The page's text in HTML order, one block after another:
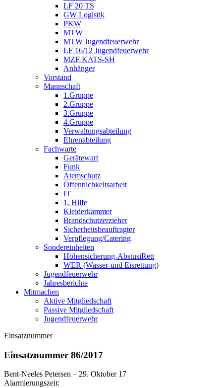
LF 20 TS
GW Logistik
PKW
MTW
MTW Jugendfeuerwehr
LF 16/12 Jugendfeuerwehr
MZF KATS-SH
Anhänger
Vorstand
Mannschaft
1.Gruppe
2.Gruppe
3.Gruppe
4.Gruppe
Verwaltungsabteilung
Ehrenabteilung
Fachwarte
Gerätewart
Funk
Atemschutz
Öffentlichkeitsarbeit
IT
1. Hilfe
Kleiderkammer
Brandschutzerzieher
Sicherheitsbeauftragter
Verpflegung/Catering
Sondereinheiten
Höhensicherung-AbstusiRett
WER (Wasser-und Eisrettung)
Jugendfeuerwehr
Jahresberichte
Mitmachen
Aktive Mitgliedschaft
Passive Mitgliedschaft
Jugendfeuerwehr
Einsatznummer
Einsatznummer 86/2017
Bent-Neeles Petersen – 29. Oktober 17
Alarmierungszeit: